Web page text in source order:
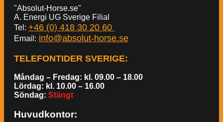
"Absolut-Horse.se"
A. Energi UG Sverige Filial
Tel: +46 (0) 418 30 20 60
Email: info@absolut-horse.se
TELEFONTIDER SVERIGE:
Måndag – Fredag: kl. 09.00 – 18.00
Lördag: kl. 10.00 – 16.00
Söndag: Stängt
Huvudkontor: